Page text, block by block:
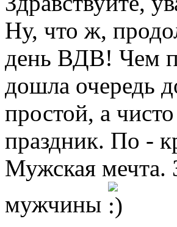
Ну, что ж,
день ВДВ! Чем
дошла очередь
простой, а
праздник. По -
Мужская мечта.
мужчины